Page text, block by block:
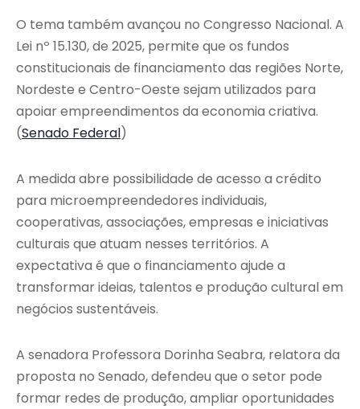
O tema também avançou no Congresso Nacional. A
Lei nº 15.130, de 2025, permite que os fundos
constitucionais de financiamento das regiões Norte,
Nordeste e Centro-Oeste sejam utilizados para
apoiar empreendimentos da economia criativa.
(Senado Federal)
A medida abre possibilidade de acesso a crédito
para microempreendedores individuais,
cooperativas, associações, empresas e iniciativas
culturais que atuam nesses territórios. A
expectativa é que o financiamento ajude a
transformar ideias, talentos e produção cultural em
negócios sustentáveis.
A senadora Professora Dorinha Seabra, relatora da
proposta no Senado, defendeu que o setor pode
formar redes de produção, ampliar oportunidades